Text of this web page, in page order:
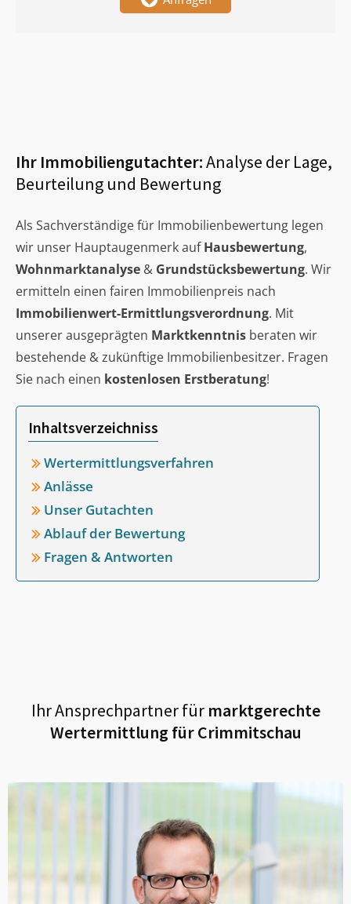
Ihr Immobiliengutachter:Analyse der Lage,
Beurteilung und Bewertung
Als Sachverständige für Immobilienbewertung legen
wir unser Hauptaugenmerk aufHausbewertung,
Wohnmarktanalyse & Grundstücksbewertung. Wir
ermitteln einen fairen Immobilienpreis nach
Immobilienwert-Ermittlungsverordnung. Mit
unserer ausgeprägten Marktkenntnis beraten wir
bestehende & zukünftige Immobilienbesitzer. Fragen
Sie nach einen kostenlosen Erstberatung!
Inhaltsverzeichniss
Wertermittlungsverfahren
Anlässe
Unser Gutachten
Ablauf der Bewertung
Fragen & Antworten
Ihr Ansprechpartner fürmarktgerechte
Wertermittlung fürCrimmitschau